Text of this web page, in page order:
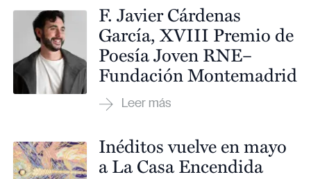
F. Javier Cárdenas
García, XVIII Premio de
Poesía Joven RNE–
Fundación Montemadrid
Inéditos vuelve en mayo
a La Casa Encendida